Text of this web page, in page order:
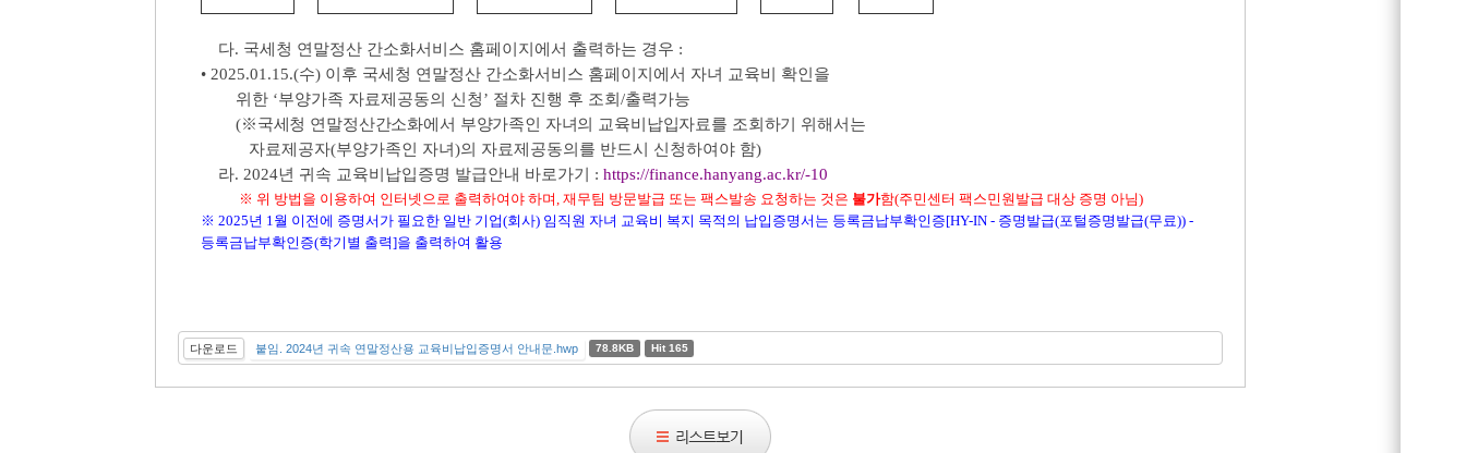
다. 국세청 연말정산 간소화서비스 홈페이지에서 출력하는 경우 :
• 2025.01.15.(수) 이후 국세청 연말정산 간소화서비스 홈페이지에서 자녀 교육비 확인을
위한 ‘부양가족 자료제공동의 신청’ 절차 진행 후 조회/출력가능
(※국세청 연말정산간소화에서 부양가족인 자녀의 교육비납입자료를 조회하기 위해서는
자료제공자(부양가족인 자녀)의 자료제공동의를 반드시 신청하여야 함)
라. 2024년 귀속 교육비납입증명 발급안내 바로가기 : https://finance.hanyang.ac.kr/-10
※ 위 방법을 이용하여 인터넷으로 출력하여야 하며, 재무팀 방문발급 또는 팩스발송 요청하는 것은 불가함(주민센터 팩스민원발급 대상 증명 아님)
※ 2025년 1월 이전에 증명서가 필요한 일반 기업(회사) 임직원 자녀 교육비 복지 목적의 납입증명서는 등록금납부확인증[HY-IN - 증명발급(포털증명발급(무료)) -
등록금납부확인증(학기별 출력]을 출력하여 활용
다운로드 붙임. 2024년 귀속 연말정산용 교육비납입증명서 안내문.hwp 78.8KB Hit 165
스